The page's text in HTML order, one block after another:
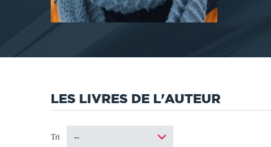
LES LIVRES DE L'AUTEUR
Tri